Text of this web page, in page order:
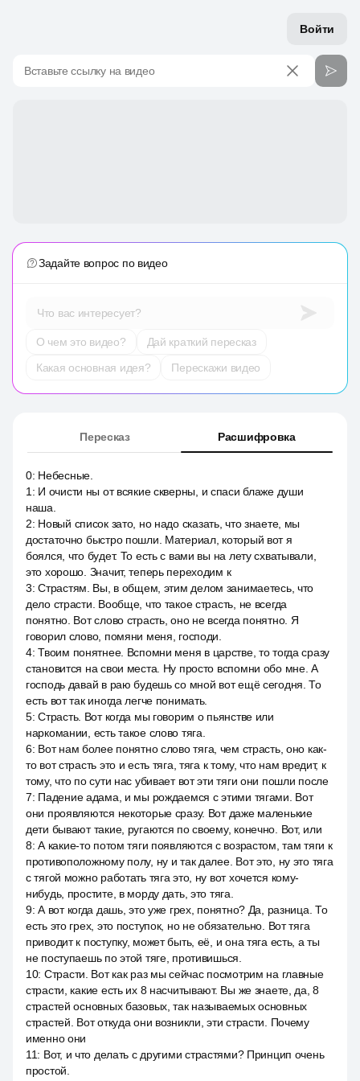
Войти
Вставьте ссылку на видео
Задайте вопрос по видео
Что вас интересует?
О чем это видео?
Дай краткий пересказ
Какая основная идея?
Перескажи видео
Пересказ Расшифровка
0: Небесные.
1 : И очисти ны от всякие скверны, и спаси блаже души
наша.
2: Новый список зато, но надо сказать, что знаете, мы
достаточно быстро пошли. Материал, который вот я
боялся, что будет. То есть с вами вы на лету схватывали,
это хорошо. Значит, теперь переходим к
3:Страстям. Вы, в общем, этим делом занимаетесь, что
дело страсти. Вообще, что такое страсть, не всегда
понятно. Вот слово страсть, оно не всегда понятно. Я
говорил слово, помяни меня, господи.
4:Твоим понятнее. Вспомни меня в царстве, то тогда сразу
становится на свои места. Ну просто вспомни обо мне. А
господь давай в раю будешь со мной вот ещё сегодня. То
есть вот так иногда легче понимать.
5:Страсть. Вот когда мы говорим о пьянстве или
наркомании, есть такое слово тяга.
6: Вот нам более понятно слово тяга, чем страсть, оно как-
то вот страсть это и есть тяга, тяга к тому, что нам вредит, к
тому, что по сути нас убивает вот эти тяги они пошли после
7: Падение адама, и мы рождаемся с этими тягами. Вот
они проявляются некоторые сразу. Вот даже маленькие
дети бывают такие, ругаются по своему, конечно. Вот, или
8:А какие-то потом тяги появляются с возрастом, там тяги к
противоположному полу, ну и так далее. Вот это, ну это тяга
с тягой можно работать тяга это, ну вот хочется кому-
нибудь, простите, в морду дать, это тяга.
9:А вот когда дашь, это уже грех, понятно? Да, разница. То
есть это грех, это поступок, но не обязательно. Вот тяга
приводит к поступку, может быть, её, и она тяга есть, а ты
не поступаешь по этой тяге, противишься.
10: Страсти. Вот как раз мы сейчас посмотрим на главные
страсти, какие есть их 8 насчитывают. Вы же знаете, да, 8
страстей основных базовых, так называемых основных
страстей. Вот откуда они возникли, эти страсти. Почему
именно они
11: Вот, и что делать с другими страстями? Принцип очень
простой.